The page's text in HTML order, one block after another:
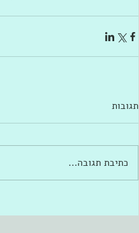
תגובות
כתיבת תגובה...